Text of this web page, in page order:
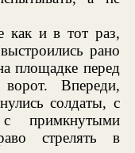
как и в тот раз,
рано
площадке перед
Впереди,
солдаты, с
примкнутыми
стрелять в